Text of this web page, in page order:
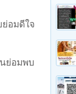
อมดีใจ
ย่อมพบ